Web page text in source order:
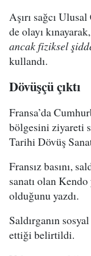
Aşırı sağcı
de olayı kınayarak,
ancak fiziksel
kullandı.
Dövüşçü çıktı
Fransa’da
bölgesini ziyareti
Tarihi Dövüş
Fransız basını,
sanatı olan Kendo
olduğunu yazdı.
Saldırganın
ettiği belirtildi.